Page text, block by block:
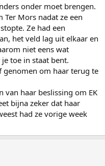
onder moet brengen.
Mors nadat ze een
Ze had een
het veld lag uit elkaar en
niet eens wat
toe in staat bent.
genomen om haar terug te
van haar beslissing om EK
bijna zeker dat haar
had ze vorige week